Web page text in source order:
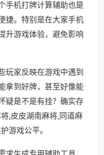
手机打牌计算辅助也是
捷。特别是在大家手机
升游戏体验，避免影响
玩家反映在游戏中遇到
拿到好牌，甚至好像能
疑是不是有挂？确实存
,皮皮湖南麻将,同道麻
游戏公平。